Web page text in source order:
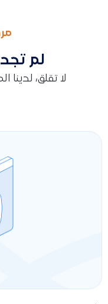
لم
لا تقلق،